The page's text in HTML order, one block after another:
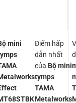
mini
Điểm hấp
dẫn nhất
của Bộ mini
tymps
TAMA
Metalworks